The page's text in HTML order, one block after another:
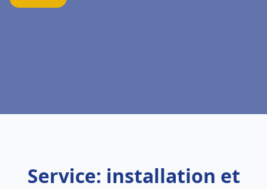
Service: installation et